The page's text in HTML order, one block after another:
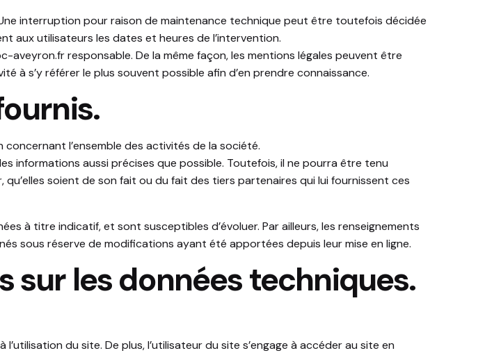
interruption pour raison de maintenance technique peut être toutefois décidée
aux utilisateurs les dates et heures de l’intervention.
aveyron.frresponsable. De la même façon, les mentions légales peuvent être
à s’y référer le plus souvent possible afin d’en prendre connaissance.
l’ensemble des activités de la société.
informations aussi précises que possible. Toutefois, il ne pourra être tenu
soient de son fait ou du fait des tiers partenaires qui lui fournissent ces
à titre indicatif, et sont susceptibles d’évoluer. Par ailleurs, les renseignements
sous réserve de modifications ayant été apportées depuis leur mise en ligne.
les données techniques.
du site. De plus, l’utilisateur du site s’engage à accéder au site en